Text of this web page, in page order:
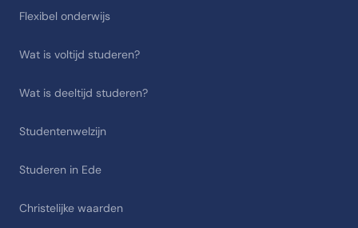
Flexibel onderwijs
Wat is voltijd studeren?
Wat is deeltijd studeren?
Studentenwelzijn
Studeren in Ede
Christelijke waarden